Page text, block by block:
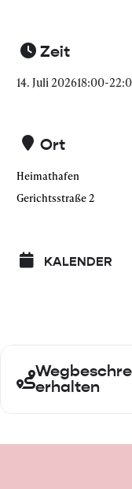
Zeit
14. Juli 202618:00-
Ort
Heimathafen
Gerichtsstraße 2
KALENDER
erhalten